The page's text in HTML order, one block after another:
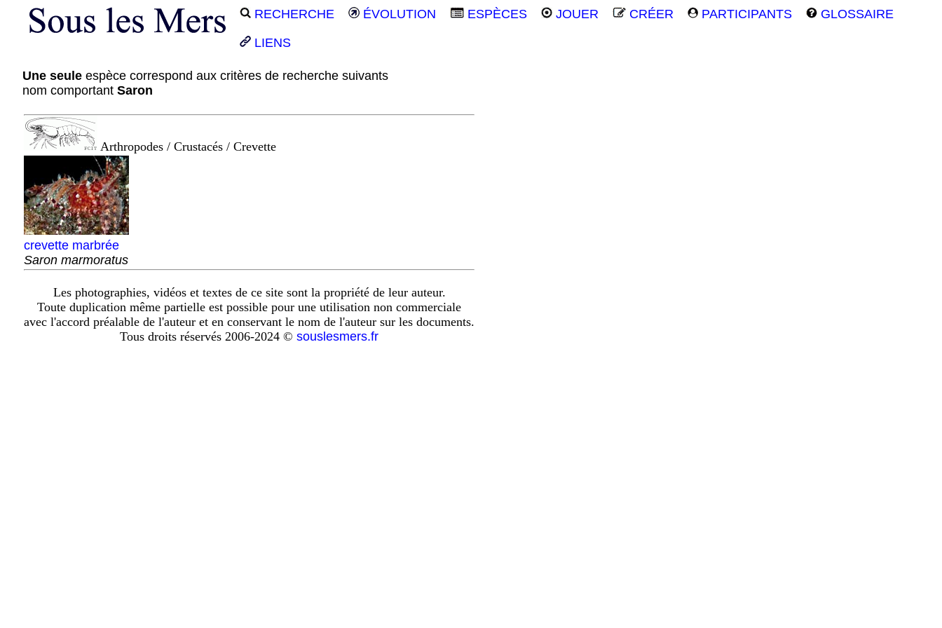
RECHERCHE ÉVOLUTION ESPÈCES JOUER CRÉER PARTICIPANTS GLOSSAIRE
LIENS
Une seule espèce correspond aux critères de recherche suivants
nom comportant Saron
Arthropodes / Crustacés / Crevette
crevette marbrée
Saron marmoratus
Les photographies, vidéos et textes de ce site sont la propriété de leur auteur.
Toute duplication même partielle est possible pour une utilisation non commerciale
avec l'accord préalable de l'auteur et en conservant le nom de l'auteur sur les documents.
Tous droits réservés 2006-2024 © souslesmers.fr